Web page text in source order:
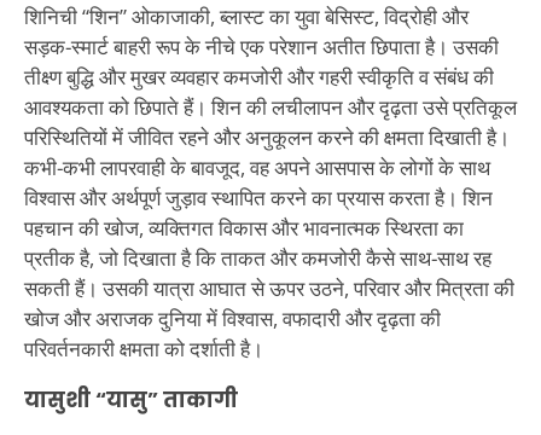
शिनिची “शिन” ओकाजाकी, ब्लास्ट का युवा बेसिस्ट, विद्रोही और
सड़क-स्मार्ट बाहरी रूप के नीचे एक परेशान अतीत छिपाता है। उसकी
तीक्ष्ण बुद्धि और मुखर व्यवहार कमजोरी और गहरी स्वीकृति व संबंध की
आवश्यकता को छिपाते हैं। शिन की लचीलापन और दृढ़ता उसे प्रतिकूल
परिस्थितियों में जीवित रहने और अनुकूलन करने की क्षमता दिखाती है।
कभी-कभी लापरवाही के बावजूद, वह अपने आसपास के लोगों के साथ
विश्वास और अर्थपूर्ण जुड़ाव स्थापित करने का प्रयास करता है। शिन
पहचान की खोज, व्यक्तिगत विकास और भावनात्मक स्थिरता का
प्रतीक है, जो दिखाता है कि ताकत और कमजोरी कैसे साथ-साथ रह
सकती हैं। उसकी यात्रा आघात से ऊपर उठने, परिवार और मित्रता की
खोज और अराजक दुनिया में विश्वास, वफादारी और दृढ़ता की
परिवर्तनकारी क्षमता को दर्शाती है।
यासुशी “यासु” ताकागी